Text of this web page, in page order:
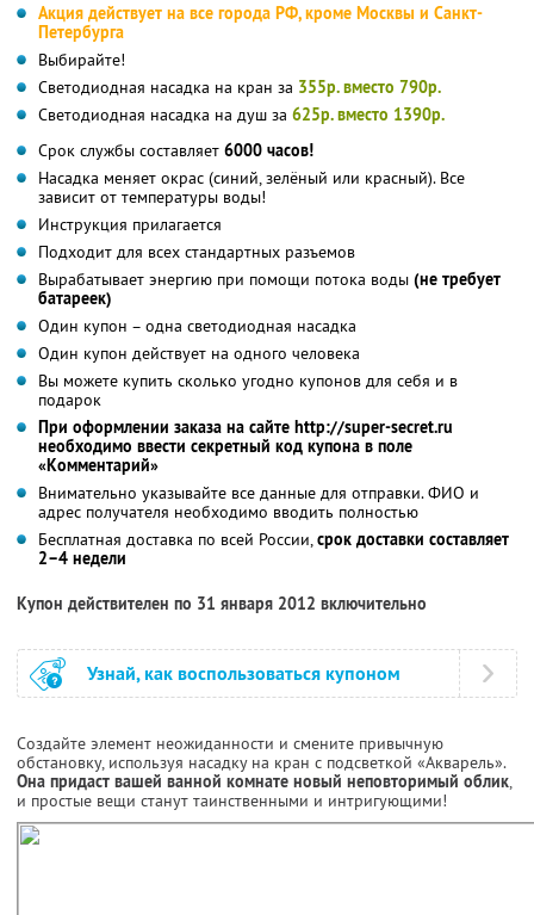
Акция действует на все города РФ, кроме Москвы и Санкт-
Петербурга
Выбирайте!
Светодиодная насадка на кран за 355р. вместо 790р.
Светодиодная насадка на душ за 625р. вместо 1390р.
Срок службы составляет 6000 часов!
Насадка меняет окрас (синий, зелёный или красный). Все
зависит от температуры воды!
Инструкция прилагается
Подходит для всех стандартных разъемов
Вырабатывает энергию при помощи потока воды (не требует
батареек)
Один купон – одна светодиодная насадка
Один купон действует на одного человека
Вы можете купить сколько угодно купонов для себя и в
подарок
При оформлении заказа на сайте http://super-secret.ru
необходимо ввести секретный код купона в поле
«Комментарий»
Внимательно указывайте все данные для отправки. ФИО и
адрес получателя необходимо вводить полностью
Бесплатная доставка по всей России,срок доставки составляет
2–4 недели
Купон действителен по 31 января 2012 включительно
Узнай, как воспользоваться купоном
Создайте элемент неожиданности и смените привычную
обстановку, используя насадку на кран с подсветкой «Акварель».
Она придаст вашей ванной комнате новый неповторимый облик,
и простые вещи станут таинственными и интригующими!